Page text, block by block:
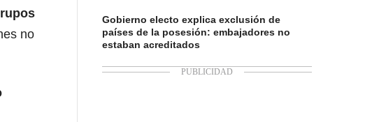
no
Gobierno electo explica exclusión de
países de la posesión: embajadores no
estaban acreditados